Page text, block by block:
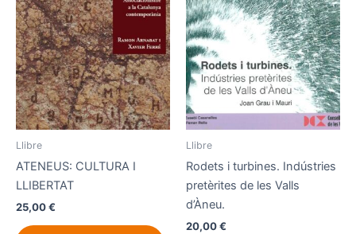
Llibre
ATENEUS: CULTURA I
LLIBERTAT
25,00€
Llibre
Rodets i turbines. Indústries
pretèrites de les Valls
d’Àneu.
20,00€